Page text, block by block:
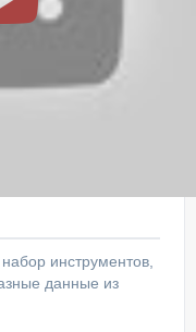
инструментов,
данные из